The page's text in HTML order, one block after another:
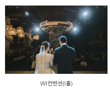
WI컨벤션(I홀)